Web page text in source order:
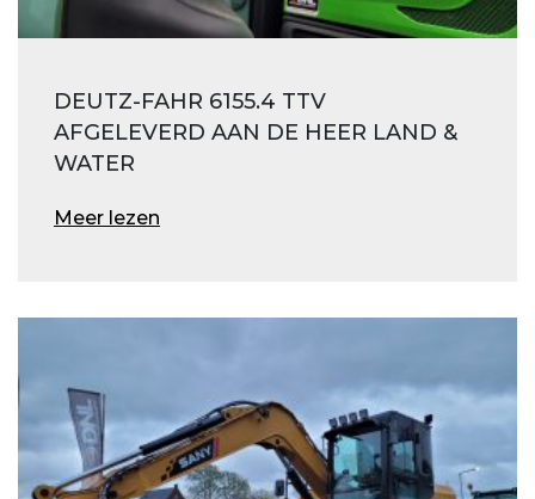
DEUTZ-FAHR 6155.4 TTV
AFGELEVERD AAN DE HEER LAND &
WATER
Meer lezen